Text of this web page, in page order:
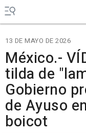
13 DE MAYO DE 2026
México.-
tilda de
Gobierno
de Ayuso
boicot